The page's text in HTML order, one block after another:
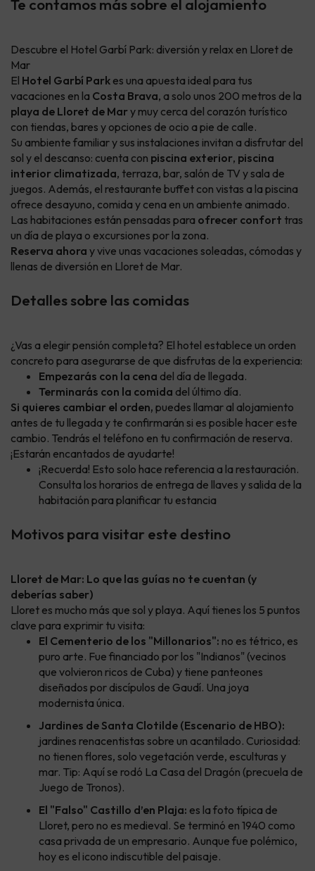
Te contamos más sobre el alojamiento
Descubre el Hotel Garbí Park: diversión y relax en Lloret de
Mar
El Hotel Garbí Park es una apuesta ideal para tus
vacaciones en la Costa Brava, a solo unos 200 metros de la
playa de Lloret de Mary muy cerca del corazón turístico
con tiendas, bares y opciones de ocio a pie de calle.
Su ambiente familiar y sus instalaciones invitan a disfrutar del
sol y el descanso: cuenta con piscina exterior, piscina
interior climatizada, terraza, bar, salón de TV y sala de
juegos. Además, el restaurante buffet con vistas a la piscina
ofrece desayuno, comida y cena en un ambiente animado.
Las habitaciones están pensadas para ofrecer confort tras
un día de playa o excursiones por la zona.
Reserva ahora y vive unas vacaciones soleadas, cómodas y
llenas de diversión en Lloret de Mar.
Detalles sobre las comidas
¿Vas a elegir pensión completa? El hotel establece un orden
concreto para asegurarse de que disfrutas de la experiencia:
Empezarás con la cena del día de llegada.
Terminarás con la comida del último día.
Si quieres cambiar el orden, puedes llamar al alojamiento
antes de tu llegada y te confirmarán si es posible hacer este
cambio. Tendrás el teléfono en tu confirmación de reserva.
¡Estarán encantados de ayudarte!
¡Recuerda! Esto solo hace referencia a la restauración.
Consulta los horarios de entrega de llaves y salida de la
habitación para planificar tu estancia
Motivos para visitar este destino
Lloret de Mar: Lo que las guías no te cuentan (y
deberías saber)
Lloret es mucho más que sol y playa. Aquí tienes los 5 puntos
clave para exprimir tu visita:
El Cementerio de los "Millonarios": no es tétrico, es
puro arte. Fue financiado por los "Indianos" (vecinos
que volvieron ricos de Cuba) y tiene panteones
diseñados por discípulos de Gaudí. Una joya
modernista única.
Jardines de Santa Clotilde (Escenario de HBO):
jardines renacentistas sobre un acantilado. Curiosidad:
no tienen flores, solo vegetación verde, esculturas y
mar. Tip: Aquí se rodó La Casa del Dragón (precuela de
Juego de Tronos).
El "Falso" Castillo d’en Plaja: es la foto típica de
Lloret, pero no es medieval. Se terminó en 1940 como
casa privada de un empresario. Aunque fue polémico,
hoy es el icono indiscutible del paisaje.